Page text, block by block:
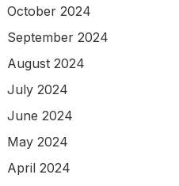
October 2024
September 2024
August 2024
July 2024
June 2024
May 2024
April 2024